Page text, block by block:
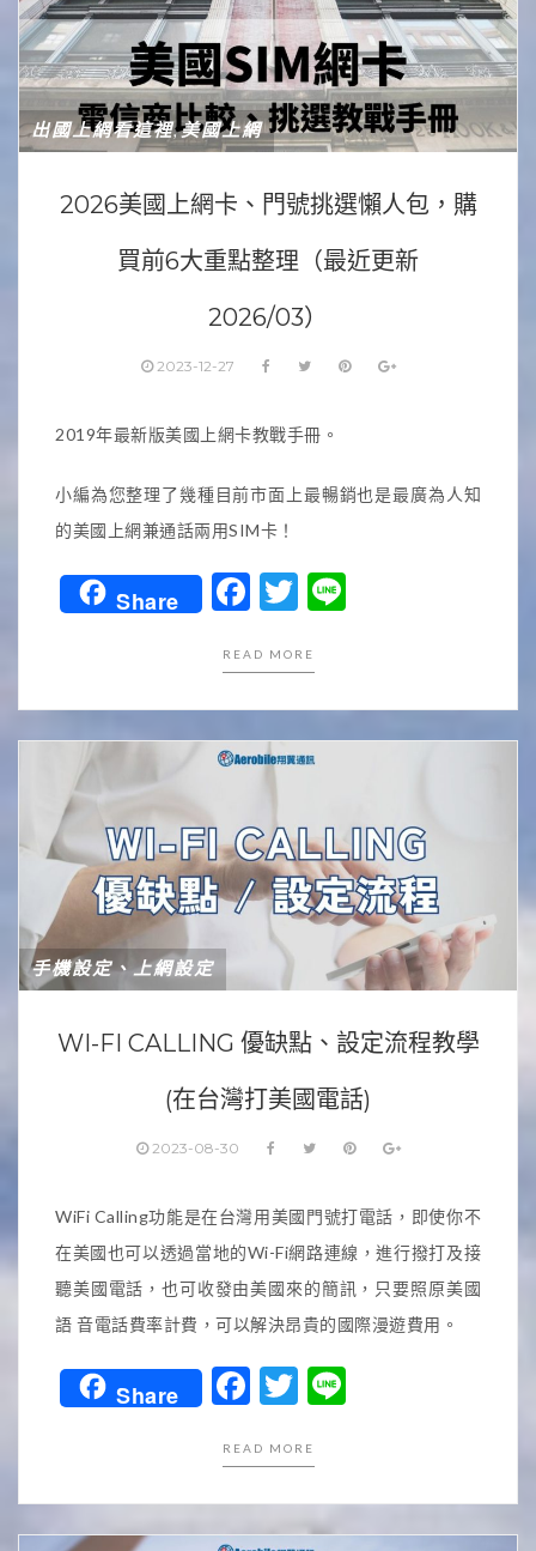
出國上網看這裡,美國上網
2026美國上網卡、門號挑選懶人包，購
買前6大重點整理（最近更新
2026/03）
2023-12-27
2019年最新版美國上網卡教戰手冊。
小編為您整理了幾種目前市面上最暢銷也是最廣為人知
的美國上網兼通話兩用SIM卡！
Share Facebook
Twitter
Line
READ MORE
手機設定、上網設定
WI-FI CALLING 優缺點、設定流程教學
(在台灣打美國電話)
2023-08-30
WiFi Calling功能是在台灣用美國門號打電話，即使你不
在美國也可以透過當地的Wi-Fi網路連線，進行撥打及接
聽美國電話，也可收發由美國來的簡訊，只要照原美國
語 音電話費率計費，可以解決昂貴的國際漫遊費用。
Share Facebook
Twitter
Line
READ MORE